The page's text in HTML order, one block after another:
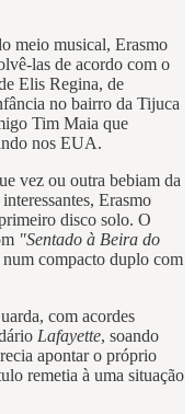
meio musical, Erasmo
las de acordo com o
Elis Regina, de
no bairro da Tijuca
Tim Maia que
nos EUA.
vez ou outra bebiam da
Erasmo
disco solo. O
"Sentado à Beira do
compacto duplo com
com acordes
Lafayette, soando
apontar o próprio
remetia à uma situação